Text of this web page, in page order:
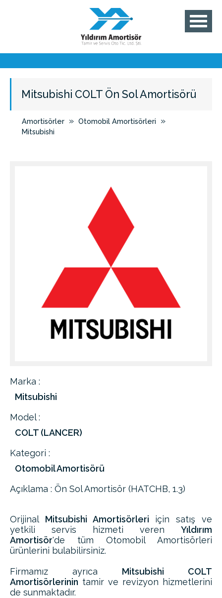
Mitsubishi COLT Ön Sol Amortisörü
Amortisörler » Otomobil Amortisörleri »
Mitsubishi
Marka :
Mitsubishi
Model :
COLT (LANCER)
Kategori :
Otomobil Amortisörü
Açıklama : Ön Sol Amortisör (HATCHB, 1.3)
Orijinal Mitsubishi Amortisörleri için satış ve
yetkili servis hizmeti veren Yıldırım
Amortisör'de tüm Otomobil Amortisörleri
ürünlerini bulabilirsiniz.
Firmamız ayrıca Mitsubishi COLT
Amortisörlerinin tamir ve revizyon hizmetlerini
de sunmaktadır.